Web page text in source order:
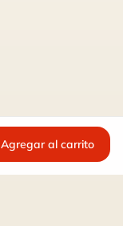
Agregar al carrito